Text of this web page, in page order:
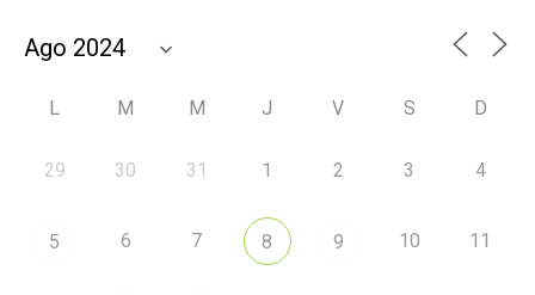
L M M J V S D
29 30 31 1 2 3 4
5 6 7 8 9 10 11